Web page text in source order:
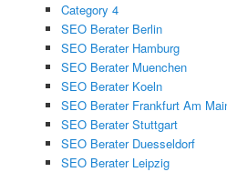
Category 4
SEO Berater Berlin
SEO Berater Hamburg
SEO Berater Muenchen
SEO Berater Koeln
SEO Berater Frankfurt Am
SEO Berater Stuttgart
SEO Berater Duesseldorf
SEO Berater Leipzig